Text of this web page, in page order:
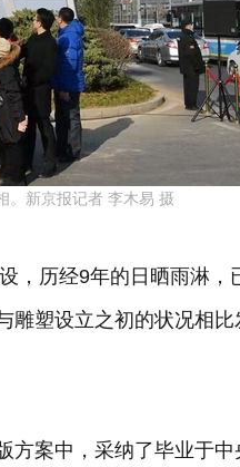
。新京报记者 李木易 摄
，历经9年的日晒雨淋，
雕塑设立之初的状况相
方案中，采纳了毕业于